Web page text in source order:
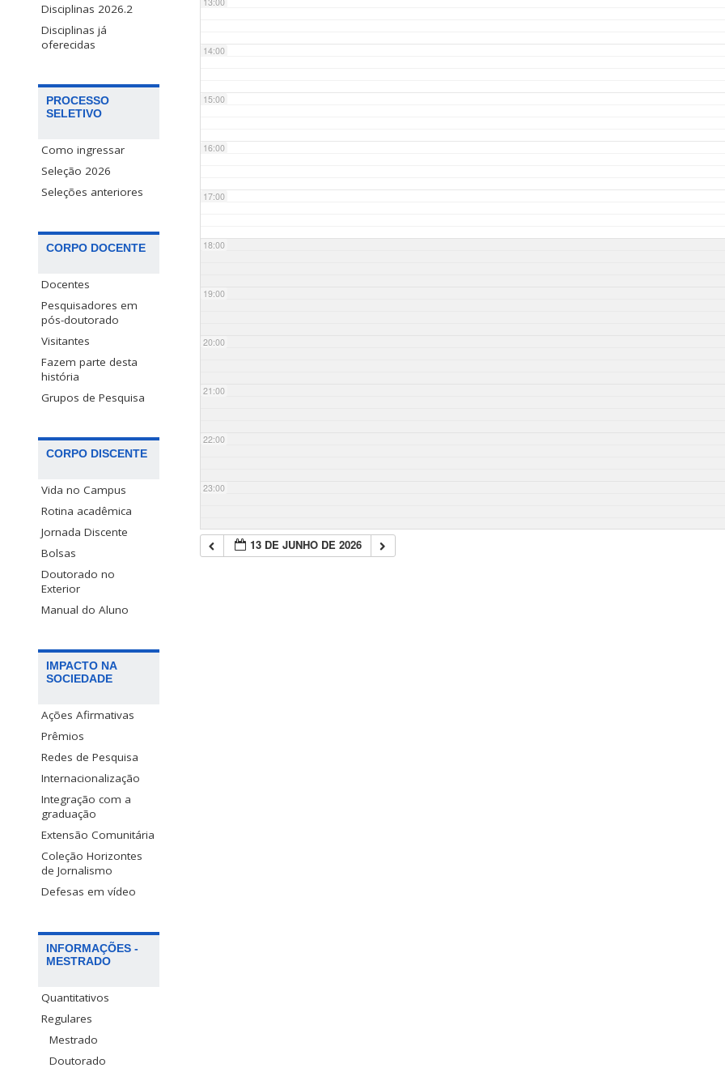
Disciplinas 2026.2
Disciplinas já
oferecidas
PROCESSO
SELETIVO
Como ingressar
Seleção 2026
Seleções anteriores
CORPO DOCENTE
Docentes
Pesquisadores em
pós-doutorado
Visitantes
Fazem parte desta
história
Grupos de Pesquisa
CORPO DISCENTE
Vida no Campus
Rotina acadêmica
Jornada Discente
Bolsas
Doutorado no
Exterior
Manual do Aluno
IMPACTO NA
SOCIEDADE
Ações Afirmativas
Prêmios
Redes de Pesquisa
Internacionalização
Integração com a
graduação
Extensão Comunitária
Coleção Horizontes
de Jornalismo
Defesas em vídeo
INFORMAÇÕES -
MESTRADO
Quantitativos
Regulares
Mestrado
Doutorado
14:00
15:00
16:00
17:00
18:00
19:00
20:00
21:00
22:00
23:00
13 DE JUNHO DE 2026